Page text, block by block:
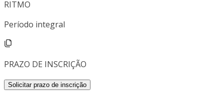
RITMO
Período integral
PRAZO DE INSCRIÇÃO
Solicitar prazo de inscrição